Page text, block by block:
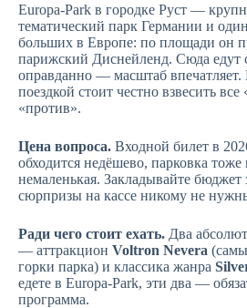
Europa-Park в городке Руст —
тематический парк Германии и
больших в Европе: по площади он
парижский Диснейленд. Сюда едут
оправданно — масштаб впечатляет.
поездкой стоит честно взвесить все
«против».
Цена вопроса. Входной билет в
обходится недёшево, парковка тоже
немаленькая. Закладывайте
сюрпризы на кассе никому не
Ради чего стоит ехать. Два
— аттракцион Voltron Nevera
горки парка) и классика жанра
едете в Europa-Park, эти два —
программа.